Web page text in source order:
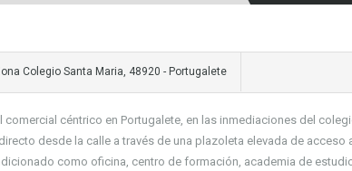
Colegio Santa Maria, 48920 - Portugalete
comercial céntrico en Portugalete, en las inmediaciones del
desde la calle a través de una plazoleta elevada de
como oficina, centro de formación, academia de